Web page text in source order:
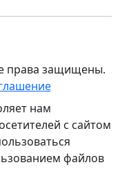
права защищены.
нам
с сайтом
файлов